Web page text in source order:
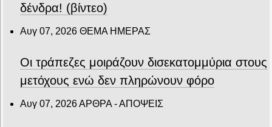
δένδρα! (βίντεο)
Αυγ 07, 2026 ΘΕΜΑ ΗΜΕΡΑΣ
Οι τράπεζες μοιράζουν δισεκατομμύρια στους
μετόχους ενώ δεν πληρώνουν φόρο
Αυγ 07, 2026ΑΡΘΡΑ - ΑΠΟΨΕΙΣ